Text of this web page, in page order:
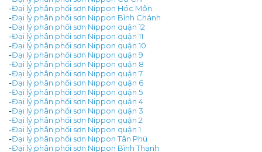
-Đại lý phân phối sơn Nippon Hóc Môn
-Đại lý phân phối sơn Nippon Bình Chánh
-Đại lý phân phối sơn Nippon quận 12
-Đại lý phân phối sơn Nippon quận 11
-Đại lý phân phối sơn Nippon quận 10
-Đại lý phân phối sơn Nippon quận 9
-Đại lý phân phối sơn Nippon quận 8
-Đại lý phân phối sơn Nippon quận 7
-Đại lý phân phối sơn Nippon quận 6
-Đại lý phân phối sơn Nippon quận 5
-Đại lý phân phối sơn Nippon quận 4
-Đại lý phân phối sơn Nippon quận 3
-Đại lý phân phối sơn Nippon quận 2
-Đại lý phân phối sơn Nippon quận 1
-Đại lý phân phối sơn Nippon Tân Phú
-Đại lý phân phối sơn Nippon Bình Thạnh